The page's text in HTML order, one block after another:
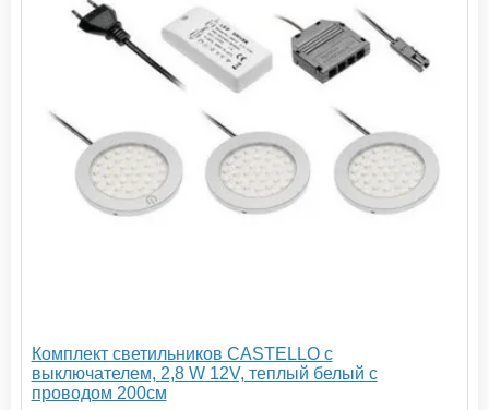
Комплект светильников CASTELLO с
выключателем, 2,8 W 12V, теплый белый с
проводом 200см